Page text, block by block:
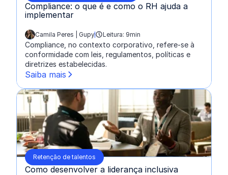
Compliance: o que é e como o RH ajuda a
implementar
escrito por:
Camila Peres | Gupy Leitura: 9min
Compliance, no contexto corporativo, refere-se à
conformidade com leis, regulamentos, políticas e
diretrizes estabelecidas.
Saiba mais
Retenção de talentos
Como desenvolver a liderança inclusiva